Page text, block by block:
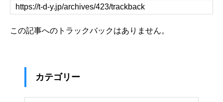
この記事へのトラックバックはありません。
カテゴリー